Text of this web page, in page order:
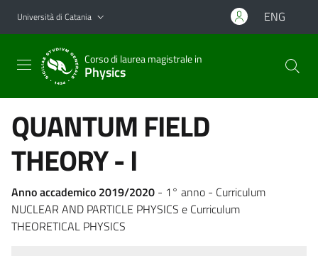
Vai al contenuto principale
Vai al menu di navigazione
Università di Catania ENG
Corso di laurea magistrale in
Physics
QUANTUM FIELD
THEORY - I
Anno accademico 2019/2020 - 1° anno - Curriculum
NUCLEAR AND PARTICLE PHYSICS e Curriculum
THEORETICAL PHYSICS